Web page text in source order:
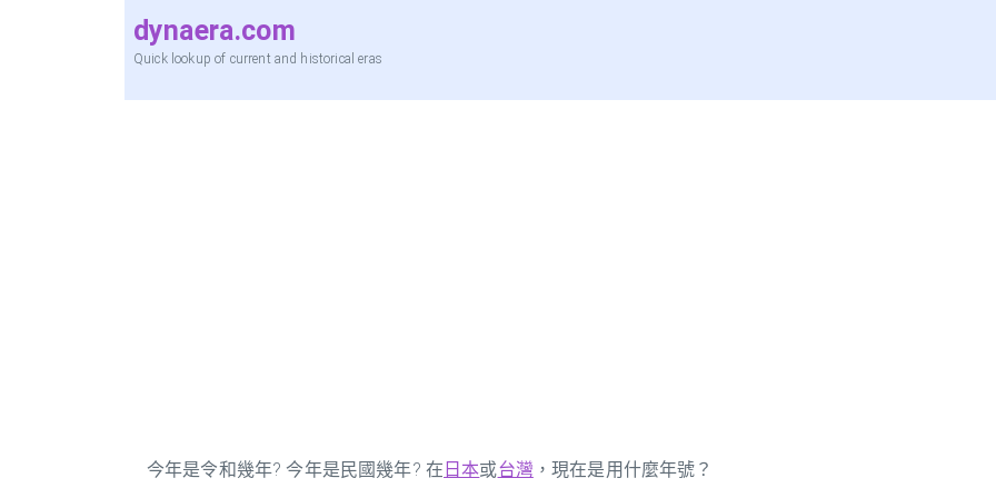
dynaera.com
Quick lookup of current and historical eras
今年是令和幾年? 今年是民國幾年? 在 日本或台灣 ，現在是用什麼年號？